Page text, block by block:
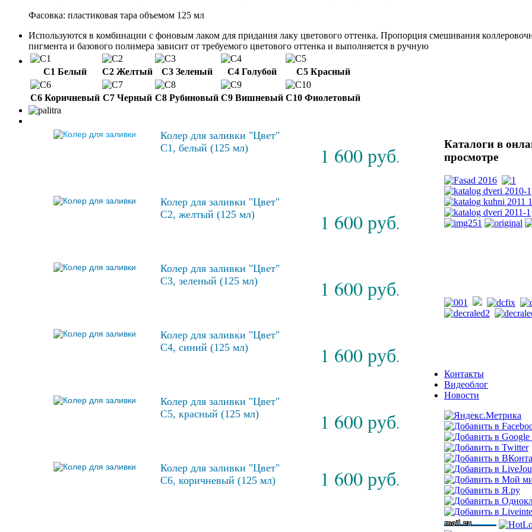
Фасовка: пластиковая тара объемом 125 мл
Используются в комбинации с фоновым лаком для придания лаку цветового оттенка. Пропорция смешивания
пигмента и базового полимера зависит от требуемого цветового оттенка и выполняется в ручную
С1 Белый С2 Желтый С3 Зеленый С4 Голубой С5 Красный
С6 Коричневый С7 Черный С8 Рубиновый С9 Вишневый С10 Фиолетовый
Колер для заливки "Цвет"
С1, белый (125 мл)
1 600 руб.
Колер для заливки "Цвет"
С2, желтый (125 мл)
1 600 руб.
Колер для заливки "Цвет"
С3, зеленый (125 мл)
1 600 руб.
Колер для заливки "Цвет"
С4, синий (125 мл)
1 600 руб.
Колер для заливки "Цвет"
С5, красный (125 мл)
1 600 руб.
Колер для заливки "Цвет"
С6, коричневый (125 мл)
1 600 руб.
Каталоги в
просмотре
Контакты
Видеоблог
Новости